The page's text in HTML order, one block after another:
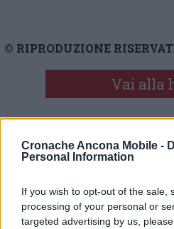
Cronache Ancona Mobile -
Personal Information
If you wish to opt-out of the sale,
processing of your personal or
targeted advertising by us,
© RIPRODUZIONE
Vai alla
Commenti